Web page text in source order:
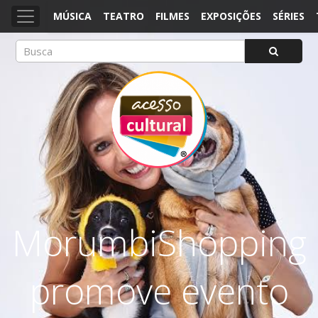
MÚSICA TEATRO FILMES EXPOSIÇÕES SÉRIES
ACESSO CULTURAL
Arte, Cultura Pop e Entretenimento
MorumbiShopping
promove evento